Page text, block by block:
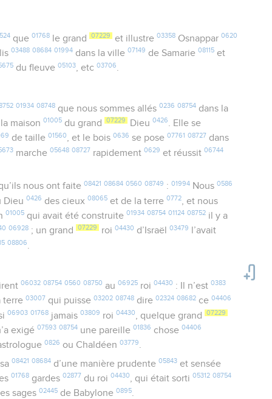
que 01768le grand 07229 et illustre 03358Osnappar 0620
03488 08684 01994 dans la ville07149 de Samarie08115 et
du fleuve05103, etc03706.
01934 08748que nous sommes allés 0236 08754dans la
la maison01005 du grand 07229 Dieu0426. Elle se
de taille01560, et le bois0636 se pose07761 08727 dans
marche05648 08727 rapidement0629 et réussit06744
nous ont faite 08421 08684 0560 08749 : 01994Nous 0586
Dieu0426 des cieux08065 et de la terre0772
, et nous
01005 qui avait été construite01934 08754 01124 08752 il y a
06928 ; un grand 07229 roi04430 d’Israël03479
l’avait
08806
06032 08754 0560 08750 au 06925roi 04430 : Il n’est 0383
terre03007 qui puisse03202 08748 dire02324 08682 ce04406
06903 01768 jamais03809 roi04430 , quelque grand 07229
exigé07593 08754 une pareille01836 chose04406
0826 ou Chaldéen03779.
08421 08684d’une manière prudente 05843et sensée
01768 gardes02877 du roi04430, qui était sorti05312 08754
les sages02445 de Babylone0895.